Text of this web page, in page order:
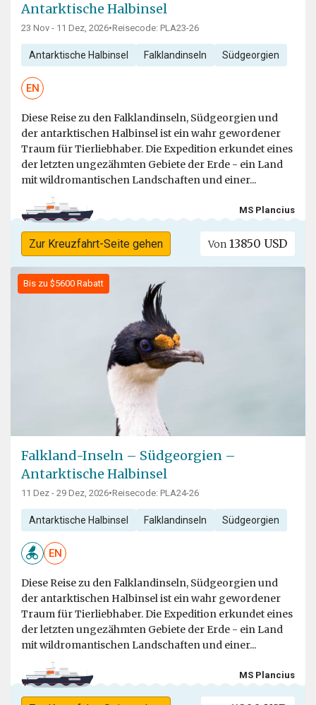
Antarktische Halbinsel
23 Nov - 11 Dez, 2026•Reisecode: PLA23-26
Antarktische Halbinsel Falklandinseln Südgeorgien
EN
Diese Reise zu den Falklandinseln, Südgeorgien und
der antarktischen Halbinsel ist ein wahr gewordener
Traum für Tierliebhaber. Die Expedition erkundet eines
der letzten ungezähmten Gebiete der Erde - ein Land
mit wildromantischen Landschaften und einer...
MS Plancius
Zur Kreuzfahrt-Seite gehen Von 13850 USD
Bis zu $5600 Rabatt
Falkland-Inseln – Südgeorgien –
Antarktische Halbinsel
11 Dez - 29 Dez, 2026•Reisecode: PLA24-26
Antarktische Halbinsel Falklandinseln Südgeorgien
EN
Diese Reise zu den Falklandinseln, Südgeorgien und
der antarktischen Halbinsel ist ein wahr gewordener
Traum für Tierliebhaber. Die Expedition erkundet eines
der letzten ungezähmten Gebiete der Erde - ein Land
mit wildromantischen Landschaften und einer...
MS Plancius